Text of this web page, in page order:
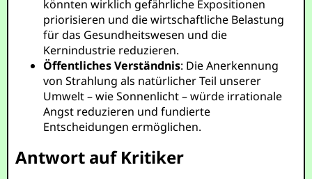
könnten wirklich gefährliche Expositionen
priorisieren und die wirtschaftliche Belastung
für das Gesundheitswesen und die
Kernindustrie reduzieren.
Öffentliches Verständnis: Die Anerkennung
von Strahlung als natürlicher Teil unserer
Umwelt – wie Sonnenlicht – würde irrationale
Angst reduzieren und fundierte
Entscheidungen ermöglichen.
Antwort auf Kritiker